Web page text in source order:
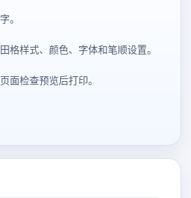
。
格样式、颜色、字体和笔顺设置。
面检查预览后打印。